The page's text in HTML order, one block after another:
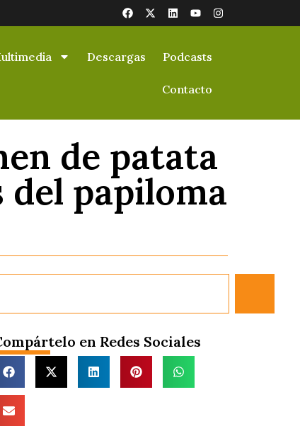
Descargas Podcasts
Contacto
de patata
papiloma
en Redes Sociales